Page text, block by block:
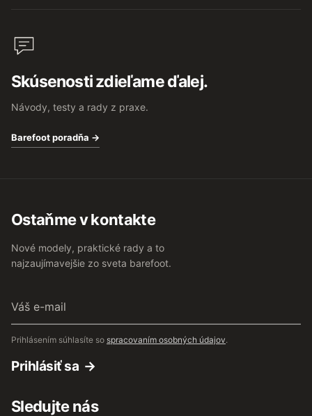
Skúsenosti zdieľame ďalej.
Návody, testy a rady z praxe.
Barefoot poradňa →
Ostaňme v kontakte
Nové modely, praktické rady a to
najzaujímavejšie zo sveta barefoot.
e-
mail
Prihlásením súhlasíte so spracovaním osobných údajov.
Prihlásiť sa
Sledujte nás